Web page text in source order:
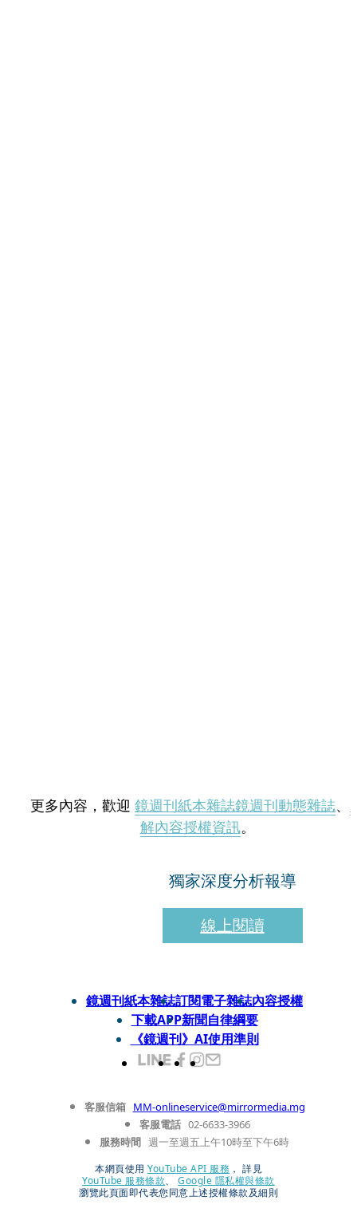
更多內容，歡迎 鏡週刊紙本雜誌鏡週刊動態雜誌、
解內容授權資訊。
獨家深度分析報導
線上閱讀
鏡週刊紙本雜誌訂閱電子雜誌內容授權
下載APP新聞自律綱要
《鏡週刊》AI使用準則
客服信箱 MM-onlineservice@mirrormedia.mg
客服電話 02-6633-3966
服務時間 週一至週五上午10時至下午6時
本網頁使用 YouTube API 服務 ， 詳見
YouTube 服務條款、
Google 隱私權與條款
瀏覽此頁面即代表您同意上述授權條款及細則